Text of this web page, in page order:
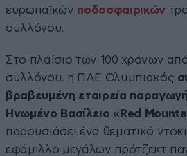
ευρωπαϊκών ποδοσφαιρικών
συλλόγου.
Στο πλαίσιο των 100 χρόνων
συλλόγου, η ΠΑΕ Ολυμπιακός
βραβευμένη εταιρεία
Ηνωμένο Βασίλειο «Red
παρουσιάσει ένα θεματικό
εφάμιλλο μεγάλων πρότζεκτ